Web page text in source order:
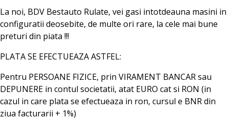
La noi, BDV Bestauto Rulate, vei gasi intotdeauna masini in
configuratii deosebite, de multe ori rare, la cele mai bune
preturi din piata !!!
PLATA SE EFECTUEAZA ASTFEL:
Pentru PERSOANE FIZICE, prin VIRAMENT BANCAR sau
DEPUNERE in contul societatii, atat EURO cat si RON (in
cazul in care plata se efectueaza in ron, cursul e BNR din
ziua facturarii + 1%)